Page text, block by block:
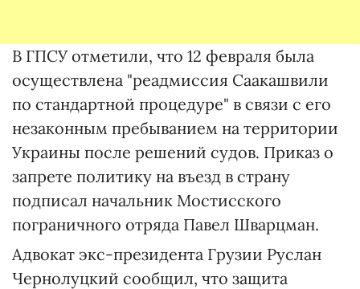
В ГПСУ отметили, что 12 февраля была
осуществлена "реадмиссия Саакашвили
по стандартной процедуре" в связи с его
незаконным пребыванием на территории
Украины после решений судов. Приказ о
запрете политику на въезд в страну
подписал начальник Мостисского
пограничного отряда Павел Шварцман.
Адвокат экс-президента Грузии Руслан
Чернолуцкий сообщил, что защита